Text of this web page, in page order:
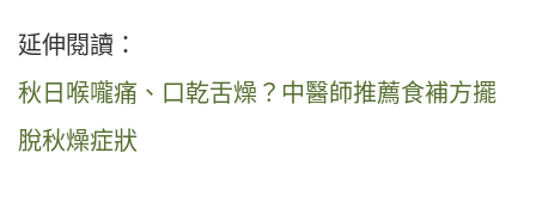
延伸閱讀：
秋日喉嚨痛、口乾舌燥？中醫師推薦食補方擺
脫秋燥症狀